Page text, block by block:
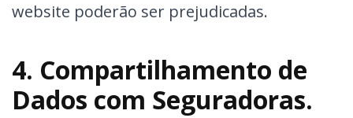
website poderão ser prejudicadas.
4. Compartilhamento de
Dados com Seguradoras.